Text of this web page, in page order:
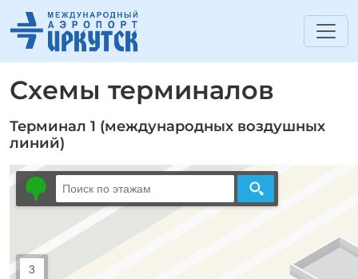
Схемы терминалов
Терминал 1 (международных воздушных
линий)